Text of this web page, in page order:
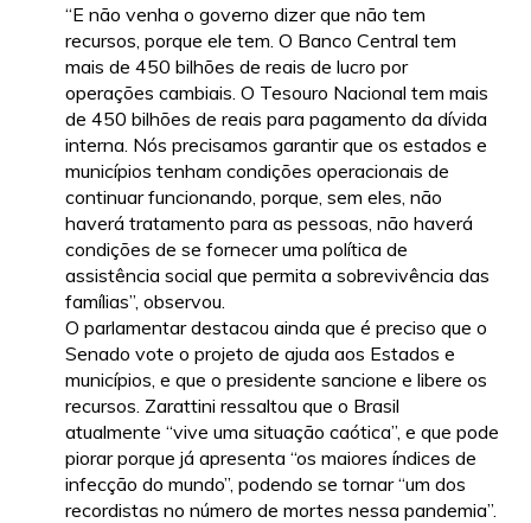
“E não venha o governo dizer que não tem
recursos, porque ele tem. O Banco Central tem
mais de 450 bilhões de reais de lucro por
operações cambiais. O Tesouro Nacional tem mais
de 450 bilhões de reais para pagamento da dívida
interna. Nós precisamos garantir que os estados e
municípios tenham condições operacionais de
continuar funcionando, porque, sem eles, não
haverá tratamento para as pessoas, não haverá
condições de se fornecer uma política de
assistência social que permita a sobrevivência das
famílias”, observou.
O parlamentar destacou ainda que é preciso que o
Senado vote o projeto de ajuda aos Estados e
municípios, e que o presidente sancione e libere os
recursos. Zarattini ressaltou que o Brasil
atualmente “vive uma situação caótica”, e que pode
piorar porque já apresenta “os maiores índices de
infecção do mundo”, podendo se tornar “um dos
recordistas no número de mortes nessa pandemia”.